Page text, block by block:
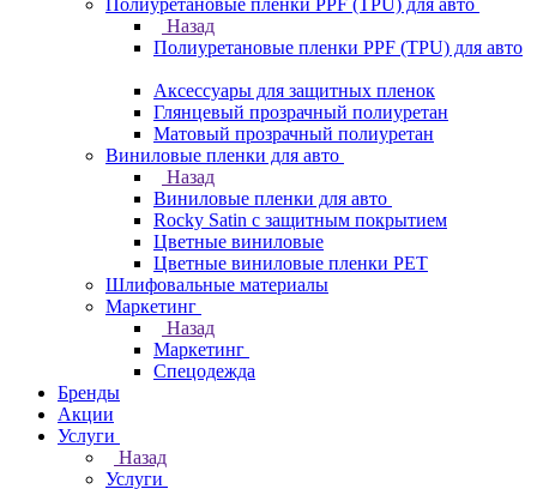
Полиуретановые пленки PPF (TPU) для авто
Назад
Полиуретановые пленки PPF (TPU) для авто
Аксессуары для защитных пленок
Глянцевый прозрачный полиуретан
Матовый прозрачный полиуретан
Виниловые пленки для авто
Назад
Виниловые пленки для авто
Rocky Satin с защитным покрытием
Цветные виниловые
Цветные виниловые пленки PET
Шлифовальные материалы
Маркетинг
Назад
Маркетинг
Спецодежда
Бренды
Акции
Услуги
Назад
Услуги